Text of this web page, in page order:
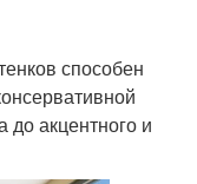
способен
до акцентного и